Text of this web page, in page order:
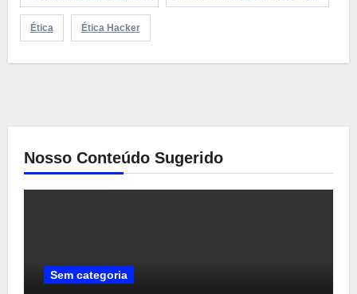
Ética Ética Hacker
Nosso Conteúdo Sugerido
Sem categoria